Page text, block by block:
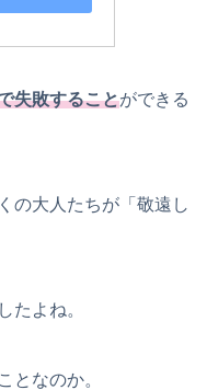
失敗することができる
の大人たちが「敬遠し
たよね。
となのか。